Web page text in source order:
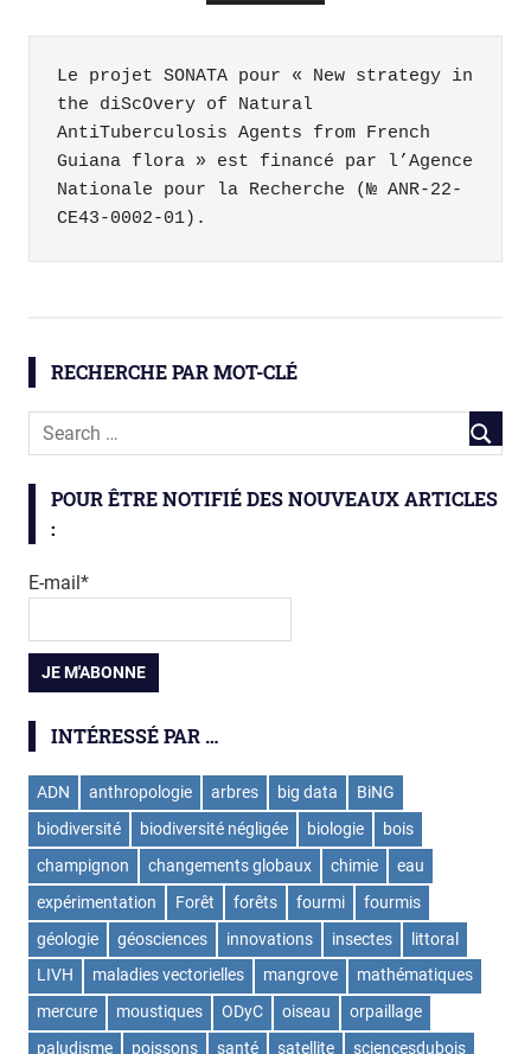
Le projet SONATA pour « New strategy in
the diScOvery of Natural
AntiTuberculosis Agents from French
Guiana flora » est financé par l’Agence
Nationale pour la Recherche (№ ANR-22-
CE43-0002-01).
SONATA
tuberculose
RECHERCHE PAR MOT-CLÉ
POUR ÊTRE NOTIFIÉ DES NOUVEAUX ARTICLES
:
E-mail*
INTÉRESSÉ PAR …
ADN anthropologie arbres big data
BiNG
biodiversité
biodiversité négligée biologie
bois
champignon
changements globaux chimie
eau
expérimentation
Forêt forêts fourmi
fourmis
géologie
géosciences innovations insectes
littoral
LIVH
maladies vectorielles mangrove
mathématiques
mercure
moustiques ODyC oiseau
orpaillage
paludisme
poissons santé satellite sciencesdubois